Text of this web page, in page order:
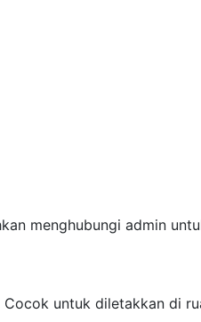
menghubungi admin
untuk diletakkan di